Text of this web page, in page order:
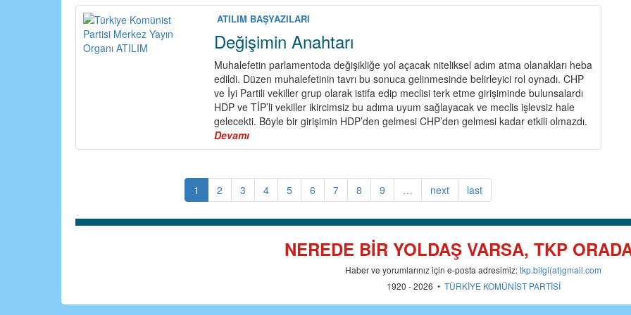
Ekim
ATILIM BAŞYAZILARI
Değişimin Anahtarı
Muhalefetin parlamentoda değişikliğe yol açacak niteliksel adım atma olanakları heba
edildi. Düzen muhalefetinin tavrı bu sonuca gelinmesinde belirleyici rol oynadı. CHP
ve İyi Partili vekiller grup olarak istifa edip meclisi terk etme girişiminde bulunsalardı
HDP ve TİP’li vekiller ikircimsiz bu adıma uyum sağlayacak ve meclis işlevsiz hale
gelecekti. Böyle bir girişimin HDP’den gelmesi CHP’den gelmesi kadar etkili olmazdı.
Devamı
Değişimin
1
2 3 4 5 6 7 8 9 … next last
NEREDE BİR YOLDAŞ VARSA, TKP
Haber ve yorumlarınız için e-posta adresimiz:tkp.bilgi(at)gmail.com
1920 - 2026 • TÜRKİYE KOMÜNİST PARTİSİ